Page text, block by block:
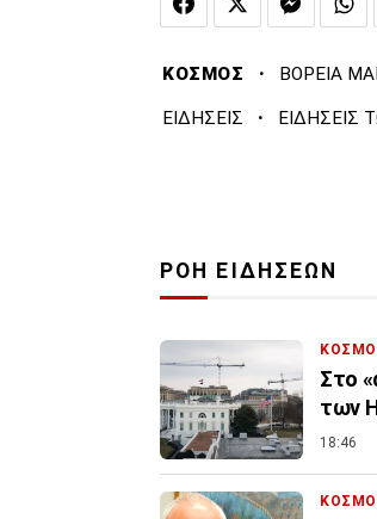
ΚΟΣΜΟΣ · ΒΟΡΕΙΑ
ΕΙΔΗΣΕΙΣ · ΕΙΔΗΣΕΙΣ
ΡΟΗ ΕΙΔΗΣΕΩΝ
Στο
των
18:46